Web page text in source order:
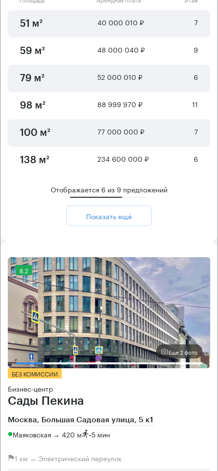
51 м² 40 000 010 ₽ 7
59 м² 48 000 040 ₽ 9
79 м² 52 000 010 ₽ 6
98 м² 88 999 970 ₽ 11
100 м² 77 000 000 ₽ 7
138 м² 234 600 000 ₽ 6
Отображается 6 из 9 предложений
Показать ещё
8.2
Еще 2 фото
БЕЗ КОМИССИИ
Бизнес-центр
Сады Пекина
Москва, Большая Садовая улица, 5 к1
Маяковская → 420 м ~5 мин
1 км → Электрический переулок